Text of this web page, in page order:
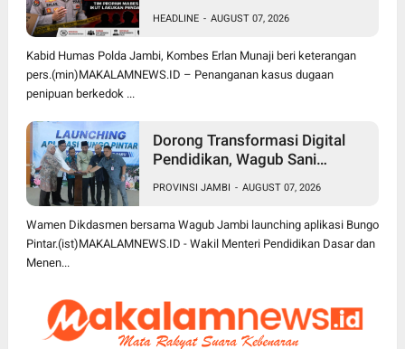
Bintara Polri 2026
HEADLINE - AUGUST 07, 2026
Kabid Humas Polda Jambi, Kombes Erlan Munaji beri keterangan
pers.(min)MAKALAMNEWS.ID – Penanganan kasus dugaan
penipuan berkedok ...
Dorong Transformasi Digital
Pendidikan, Wagub Sani
Luncurkan Aplikasi Bungo
Pintar
PROVINSI JAMBI - AUGUST 07, 2026
Wamen Dikdasmen bersama Wagub Jambi launching aplikasi Bungo
Pintar.(ist)MAKALAMNEWS.ID - Wakil Menteri Pendidikan Dasar dan
Menen...